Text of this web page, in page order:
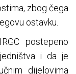
zbog čega
ostavku.
postepeno
i da je
dijelovima